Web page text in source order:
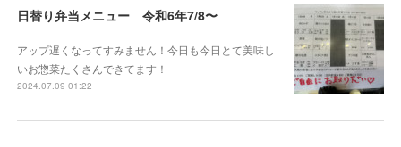
日替り弁当メニュー 令和6年7/8〜
アップ遅くなってすみません！今日も今日とて美味し
いお惣菜たくさんできてます！
2024.07.09 01:22